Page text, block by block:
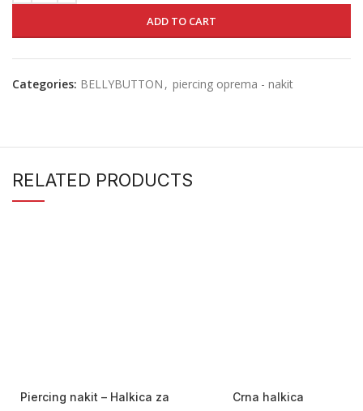
ADD TO CART
Categories: BELLYBUTTON , piercing oprema - nakit
RELATED PRODUCTS
Piercing nakit – Halkica za
Crna halkica